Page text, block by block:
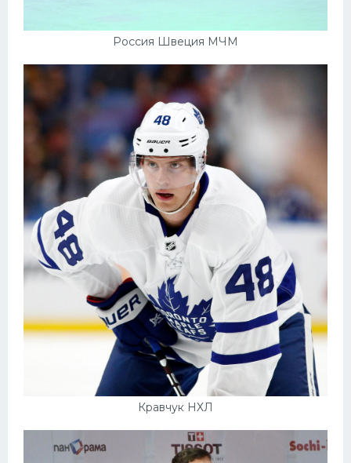
Россия Швеция МЧМ
Кравчук НХЛ